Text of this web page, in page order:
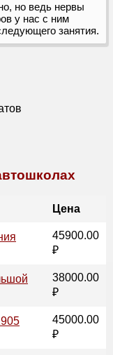
но ведь нервы
у нас с ним
занятия.
Цена
45900.00
₽
38000.00
₽
45000.00
₽